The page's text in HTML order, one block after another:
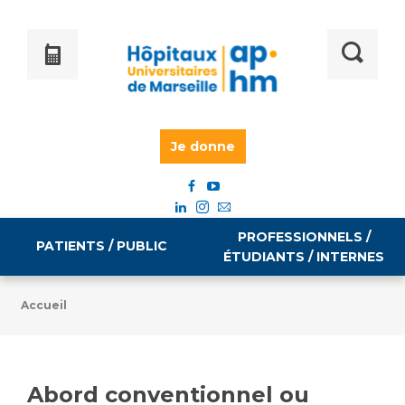
Je donne
PATIENTS / PUBLIC
PROFESSIONNELS /
ÉTUDIANTS / INTERNES
Emploi / formation
Accueil
Abord conventionnel ou